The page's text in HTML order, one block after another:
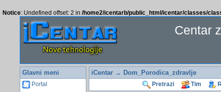
Notice: Undefined offset: 2 in /home2/icentarb/public_html/icentar/classes/
Centar
Glavni meni
Portal
iCentar→ Dom_Porodica_zdravlje
Pretrazi Tim